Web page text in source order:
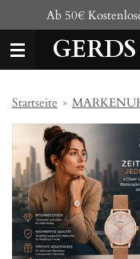
Hauptinhalt
springen
Ab 50€
Startseite »